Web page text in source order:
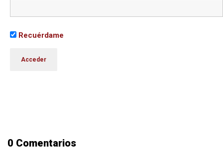
Recuérdame
0 Comentarios